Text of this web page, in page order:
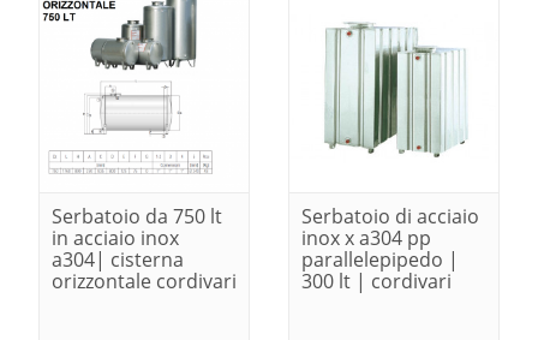
Serbatoio da 750 lt
in acciaio inox
a304| cisterna
orizzontale cordivari
Serbatoio di acciaio
inox x a304 pp
parallelepipedo |
300 lt | cordivari